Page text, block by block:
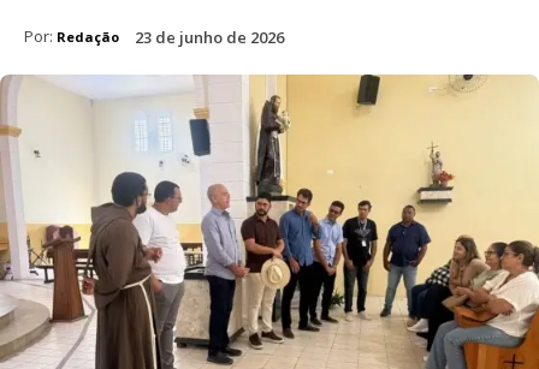
Por: Redação 23 de junho de 2026